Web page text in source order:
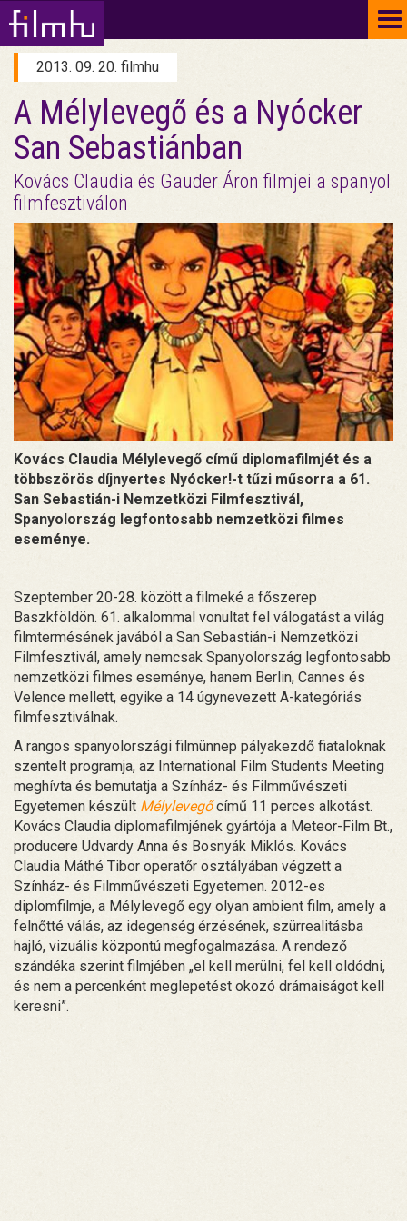
2013. 09. 20. filmhu
A Mélylevegő és a Nyócker
San Sebastiánban
Kovács Claudia és Gauder Áron filmjei a spanyol
filmfesztiválon
Kovács Claudia Mélylevegő című diplomafilmjét és a
többszörös díjnyertes Nyócker!-t tűzi műsorra a 61.
San Sebastián-i Nemzetközi Filmfesztivál,
Spanyolország legfontosabb nemzetközi filmes
eseménye.
Szeptember 20-28. között a filmeké a főszerep
Baszkföldön. 61. alkalommal vonultat fel válogatást a világ
filmtermésének javából a San Sebastián-i Nemzetközi
Filmfesztivál, amely nemcsak Spanyolország legfontosabb
nemzetközi filmes eseménye, hanem Berlin, Cannes és
Velence mellett, egyike a 14 úgynevezett A-kategóriás
filmfesztiválnak.
A rangos spanyolországi filmünnep pályakezdő fiataloknak
szentelt programja, az International Film Students Meeting
meghívta és bemutatja a Színház- és Filmművészeti
Egyetemen készült Mélylevegőcímű 11 perces alkotást.
Kovács Claudia diplomafilmjének gyártója a Meteor-Film Bt.,
producere Udvardy Anna és Bosnyák Miklós. Kovács
Claudia Máthé Tibor operatőr osztályában végzett a
Színház- és Filmművészeti Egyetemen. 2012-es
diplomfilmje, a Mélylevegő egy olyan ambient film, amely a
felnőtté válás, az idegenség érzésének, szürrealitásba
hajló, vizuális központú megfogalmazása. A rendező
szándéka szerint filmjében „el kell merülni, fel kell oldódni,
és nem a percenként meglepetést okozó drámaiságot kell
keresni”.